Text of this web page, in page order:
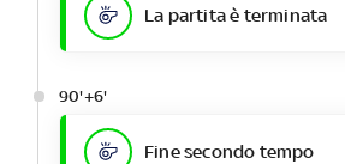
La partita è terminata
90'+6'
Fine secondo tempo